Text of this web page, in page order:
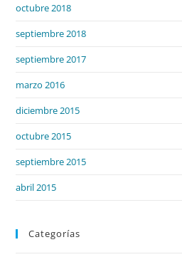
octubre 2018
septiembre 2018
septiembre 2017
marzo 2016
diciembre 2015
octubre 2015
septiembre 2015
abril 2015
Categorías